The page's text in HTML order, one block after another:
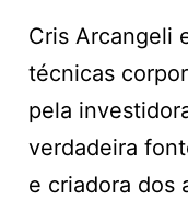
Cris Arcangeli
técnicas
pela
verdadeira
e criadora dos